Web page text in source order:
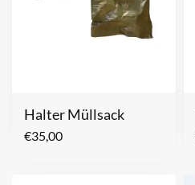
Halter Müllsack
€35,00